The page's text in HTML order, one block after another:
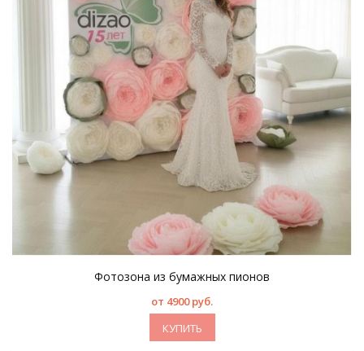
Фотозона из бумажных пионов
от 4900 руб.
КУПИТЬ